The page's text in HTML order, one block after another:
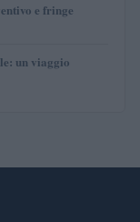
e fringe
un viaggio